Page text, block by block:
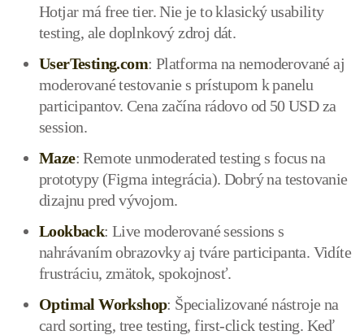
Hotjar má free tier. Nie je to klasický usability
testing, ale doplnkový zdroj dát.
UserTesting.com: Platforma na nemoderované aj
moderované testovanie s prístupom k panelu
participantov. Cena začína rádovo od 50 USD za
session.
Maze: Remote unmoderated testing s focus na
prototypy (Figma integrácia). Dobrý na testovanie
dizajnu pred vývojom.
Lookback: Live moderované sessions s
nahrávaním obrazovky aj tváre participanta. Vidíte
frustráciu, zmätok, spokojnosť.
Optimal Workshop: Špecializované nástroje na
card sorting, tree testing, first-click testing. Keď